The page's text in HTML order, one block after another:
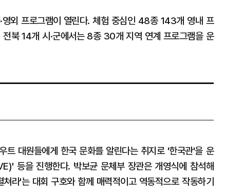
영외 프로그램이 열린다. 체험 중심인 48종 143개 영내 프
북 14개 시·군에서는 8종 30개 지역 연계 프로그램을 운
트 대원들에게 한국 문화를 알린다는 취지로 '한국관'을 운
등을 진행한다. 박보균 문체부 장관은 개영식에 참석해
라'는 대회 구호와 함께 매력적이고 역동적으로 작동하기